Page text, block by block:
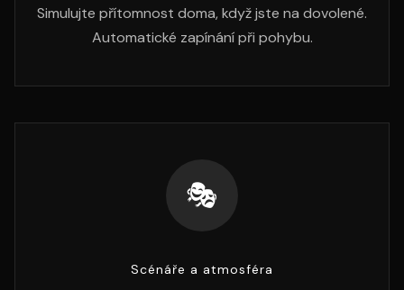
Simulujte přítomnost doma, když jste na dovolené.
Automatické zapínání při pohybu.
🎭
Scénáře a atmosféra